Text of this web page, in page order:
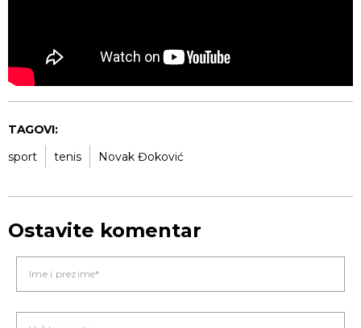
TAGOVI:
sport
tenis Novak Đoković
Ostavite komentar